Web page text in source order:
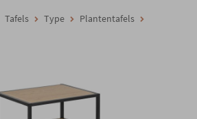
Tafels Type
Plantentafels